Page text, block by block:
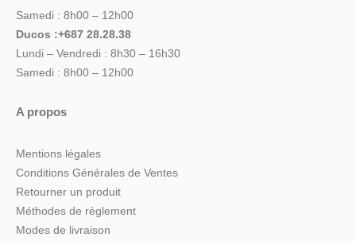
Samedi : 8h00 – 12h00
Ducos :+687 28.28.38
Lundi – Vendredi : 8h30 – 16h30
Samedi : 8h00 – 12h00
A propos
Mentions légales
Conditions Générales de Ventes
Retourner un produit
Méthodes de règlement
Modes de livraison